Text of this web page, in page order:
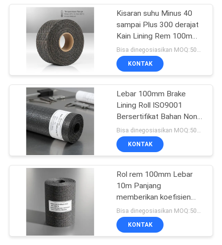
Kampas Rem Bebas
Asbes
Lembar Bahan
Gesekan
Lapisan Pita Rem
11
Kisaran suhu Minus 40
sampai Plus 300 derajat
Kain Lining Rem 100mm
Lebar Material gesekan
untuk sistem rem tugas
berat
Bisa dinegosiasikan MOQ:500 Kgs
KONTAK
Lebar 100mm Brake
Lining Roll ISO9001
Bersertifikat Bahan Non
Asbestos Dirancang
untuk Kompatibilitas
Sistem Brake Superior
KONTAK
Rol rem 100mm Lebar
10m Panjang
memberikan koefisien
gesekan yang sangat baik
penting untuk sistem
pengereman kritis
KONTAK